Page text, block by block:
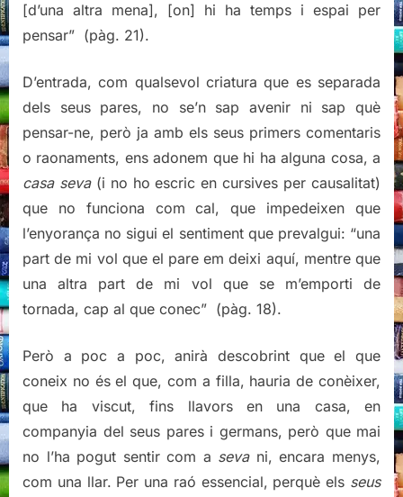
[d’una altra mena], [on] hi ha temps i espai per
pensar” (pàg. 21).
D’entrada, com qualsevol criatura que es separada
dels seus pares, no se’n sap avenir ni sap què
pensar-ne, però ja amb els seus primers comentaris
o raonaments, ens adonem que hi ha alguna cosa, a
casa seva(i no ho escric en cursives per causalitat)
que no funciona com cal, que impedeixen que
l’enyorança no sigui el sentiment que prevalgui: “una
part de mi vol que el pare em deixi aquí, mentre que
una altra part de mi vol que se m’emporti de
tornada, cap al que conec” (pàg. 18).
Però a poc a poc, anirà descobrint que el que
coneix no és el que, com a filla, hauria de conèixer,
que ha viscut, fins llavors en una casa, en
companyia del seus pares i germans, però que mai
no l’ha pogut sentir com a sevani, encara menys,
com una llar. Per una raó essencial, perquè els seus